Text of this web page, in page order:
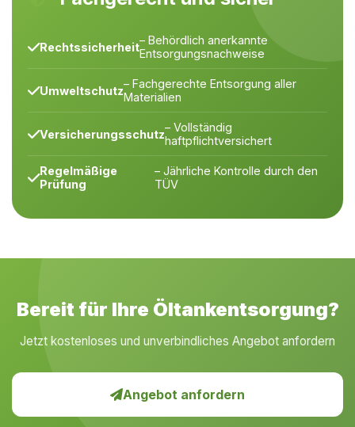
Rechtssicherheit– Behördlich anerkannte
Entsorgungsnachweise
Umweltschutz– Fachgerechte Entsorgung aller
Materialien
Versicherungsschutz– Vollständig
haftpflichtversichert
Regelmäßige
Prüfung
– Jährliche Kontrolle durch den
TÜV
Bereit für Ihre Öltankentsorgung?
Jetzt kostenloses und unverbindliches Angebot anfordern
Angebot anfordern